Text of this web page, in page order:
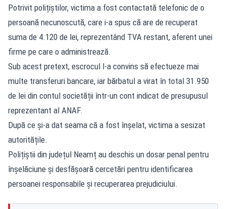
Potrivit polițiștilor, victima a fost contactată telefonic de o
persoană necunoscută, care i-a spus că are de recuperat
suma de 4.120 de lei, reprezentând TVA restant, aferent unei
firme pe care o administrează.
Sub acest pretext, escrocul l-a convins să efectueze mai
multe transferuri bancare, iar bărbatul a virat în total 31.950
de lei din contul societății într-un cont indicat de presupusul
reprezentant al ANAF.
După ce și-a dat seama că a fost înșelat, victima a sesizat
autoritățile.
Polițiștii din județul Neamț au deschis un dosar penal pentru
înșelăciune și desfășoară cercetări pentru identificarea
persoanei responsabile și recuperarea prejudiciului.